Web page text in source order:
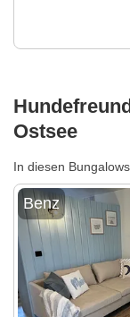
Ostsee
In diesen
Benz